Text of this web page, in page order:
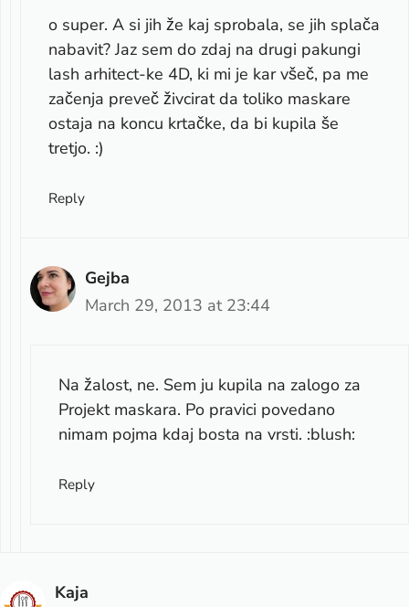
o super. A si jih že kaj sprobala, se jih splača
nabavit? Jaz sem do zdaj na drugi pakungi
lash arhitect-ke 4D, ki mi je kar všeč, pa me
začenja preveč živcirat da toliko maskare
ostaja na koncu krtačke, da bi kupila še
tretjo. :)
Reply
Gejba
March 29, 2013 at 23:44
Na žalost, ne. Sem ju kupila na zalogo za
Projekt maskara. Po pravici povedano
nimam pojma kdaj bosta na vrsti. :blush:
Reply
Kaja